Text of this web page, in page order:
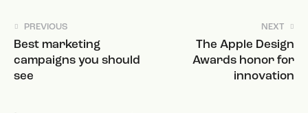
PREVIOUS
Best marketing
campaigns you should
see
NEXT
The Apple Design
Awards honor for
innovation